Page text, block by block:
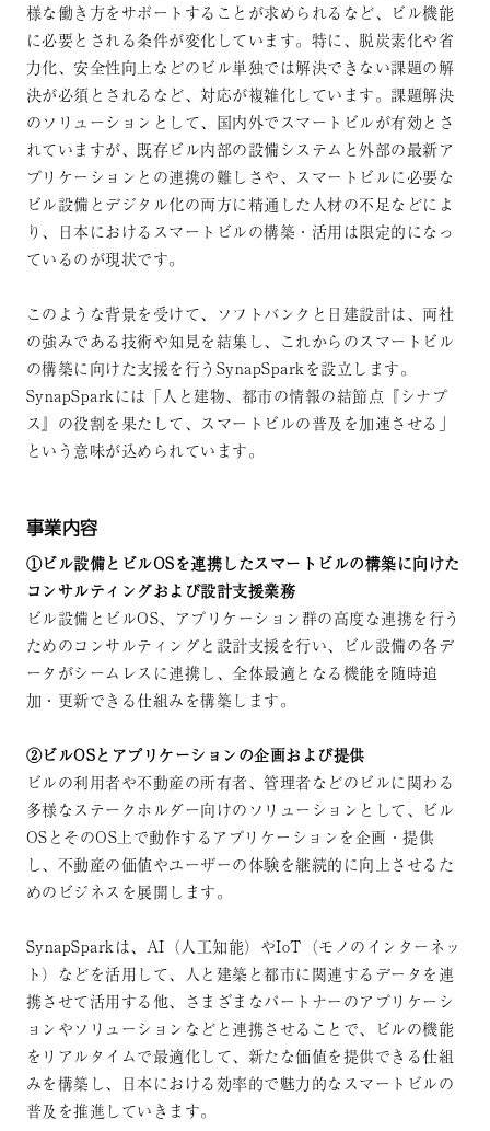
様な働き方をサポートすることが求められるなど、ビル機能
に必要とされる条件が変化しています。特に、脱炭素化や省
力化、安全性向上などのビル単独では解決できない課題の解
決が必須とされるなど、対応が複雑化しています。課題解決
のソリューションとして、国内外でスマートビルが有効とさ
れていますが、既存ビル内部の設備システムと外部の最新ア
プリケーションとの連携の難しさや、スマートビルに必要な
ビル設備とデジタル化の両方に精通した人材の不足などによ
り、日本におけるスマートビルの構築・活用は限定的になっ
ているのが現状です。
このような背景を受けて、ソフトバンクと日建設計は、両社
の強みである技術や知見を結集し、これからのスマートビル
の構築に向けた支援を行うSynapSparkを設立します。
SynapSparkには「人と建物、都市の情報の結節点『シナプ
ス』の役割を果たして、スマートビルの普及を加速させる」
という意味が込められています。
事業内容
①ビル設備とビルOSを連携したスマートビルの構築に向けた
コンサルティングおよび設計支援業務
ビル設備とビルOS、アプリケーション群の高度な連携を行う
ためのコンサルティングと設計支援を行い、ビル設備の各デ
ータがシームレスに連携し、全体最適となる機能を随時追
加・更新できる仕組みを構築します。
②ビルOSとアプリケーションの企画および提供
ビルの利用者や不動産の所有者、管理者などのビルに関わる
多様なステークホルダー向けのソリューションとして、ビル
OSとそのOS上で動作するアプリケーションを企画・提供
し、不動産の価値やユーザーの体験を継続的に向上させるた
めのビジネスを展開します。
SynapSparkは、AI（人工知能）やIoT（モノのインターネッ
ト）などを活用して、人と建築と都市に関連するデータを連
携させて活用する他、さまざまなパートナーのアプリケーシ
ョンやソリューションなどと連携させることで、ビルの機能
をリアルタイムで最適化して、新たな価値を提供できる仕組
みを構築し、日本における効率的で魅力的なスマートビルの
普及を推進していきます。